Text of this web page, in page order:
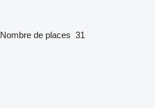
Nombre de places 31